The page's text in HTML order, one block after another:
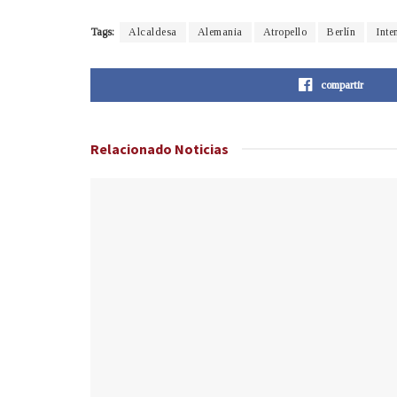
Tags: Alcaldesa Alemania Atropello Berlín
compartir
Relacionado Noticias